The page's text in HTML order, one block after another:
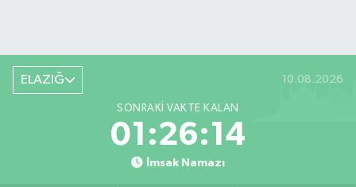
ELAZIĞ 10.08.2026
SONRAKI VAKTE KALAN
01:26:14
İmsak Namazı